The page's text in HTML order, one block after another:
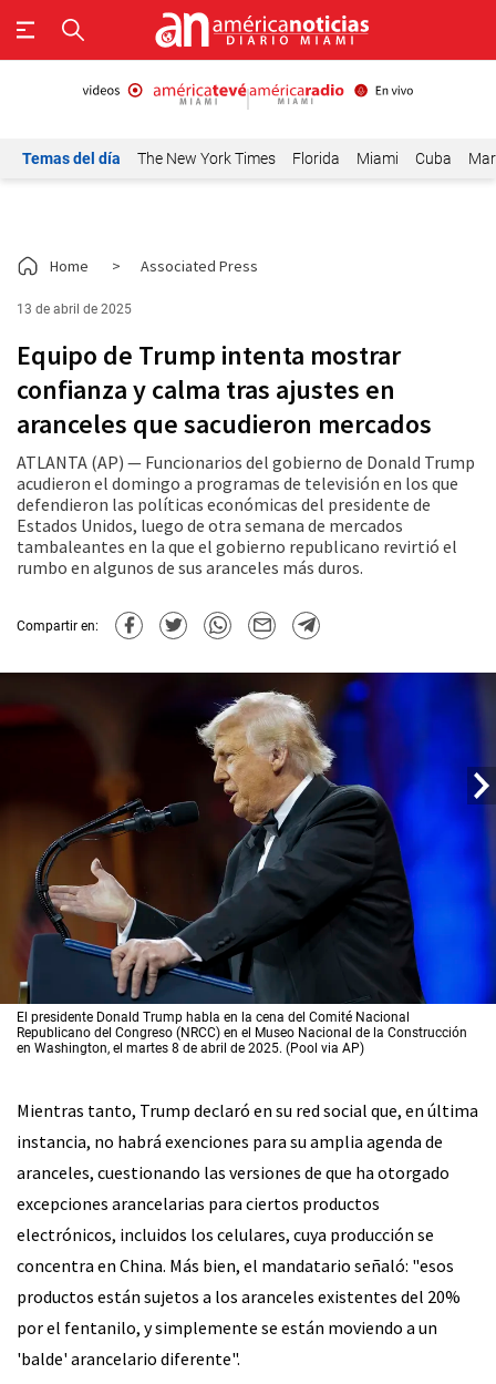
Temas del día The New York Times Florida Miami Cuba
Home > Associated Press
13 de abril de 2025
Equipo de Trump intenta mostrar
confianza y calma tras ajustes en
aranceles que sacudieron mercados
ATLANTA (AP) — Funcionarios del gobierno de Donald Trump
acudieron el domingo a programas de televisión en los que
defendieron las políticas económicas del presidente de
Estados Unidos, luego de otra semana de mercados
tambaleantes en la que el gobierno republicano revirtió el
rumbo en algunos de sus aranceles más duros.
Compartir en:
El presidente Donald Trump habla en la cena del Comité Nacional
Republicano del Congreso (NRCC) en el Museo Nacional de la Construcción
en Washington, el martes 8 de abril de 2025. (Pool via AP)
Mientras tanto, Trump declaró en su red social que, en última
instancia, no habrá exenciones para su amplia agenda de
aranceles, cuestionando las versiones de que ha otorgado
excepciones arancelarias para ciertos productos
electrónicos, incluidos los celulares, cuya producción se
concentra en China. Más bien, el mandatario señaló: "esos
productos están sujetos a los aranceles existentes del 20%
por el fentanilo, y simplemente se están moviendo a un
'balde' arancelario diferente".